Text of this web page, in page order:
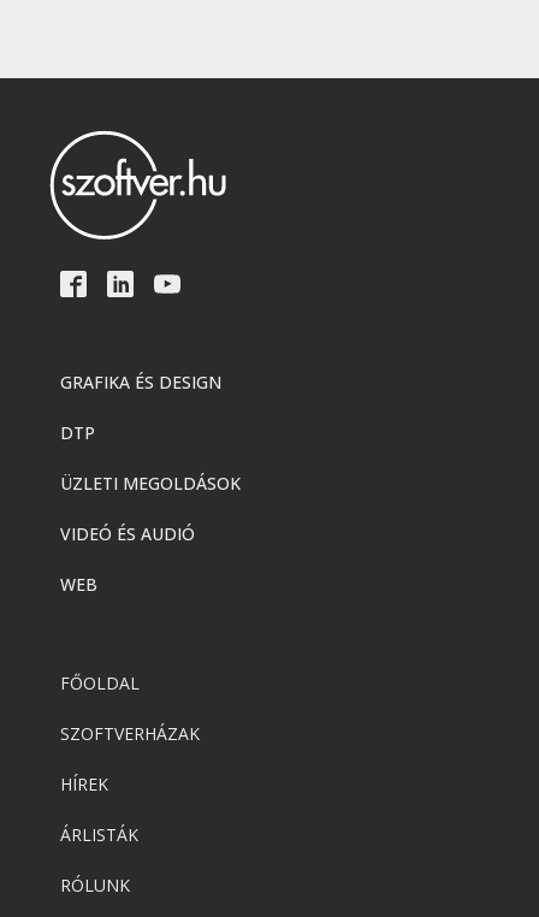
GRAFIKA ÉS DESIGN
DTP
ÜZLETI MEGOLDÁSOK
VIDEÓ ÉS AUDIÓ
WEB
FŐOLDAL
SZOFTVERHÁZAK
HÍREK
ÁRLISTÁK
RÓLUNK